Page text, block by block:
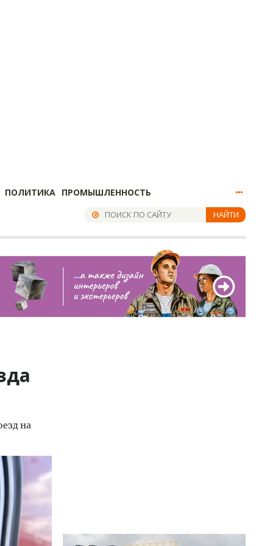
ПОЛИТИКА ПРОМЫШЛЕННОСТЬ
НАЙТИ
на